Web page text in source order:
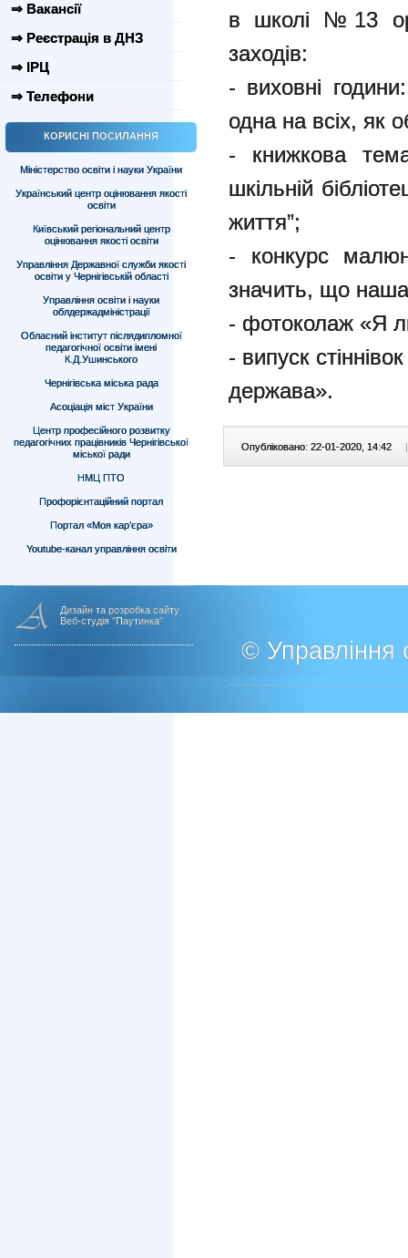
⇒ Вакансії
⇒ Реєстрація в ДНЗ
⇒ ІРЦ
⇒ Телефони
КОРИСНІ ПОСИЛАННЯ
Міністерство освіти і науки України
Український центр оцінювання якості
освіти
Київський регіональний центр
оцінювання якості освіти
Управління Державної служби якості
освіти у Чернігівській області
Управління освіти і науки
облдержадміністрації
Обласний інститут післядипломної
педагогічної освіти імені
К.Д.Ушинського
Чернігівська міська рада
Асоціація міст України
Центр професійного розвитку
педагогічних працівників Чернігівської
міської ради
НМЦ ПТО
Профорієнтаційний портал
Портал «Моя кар’єра»
Youtube-канал управління освіти
в школі №13
заходів:
- виховні
одна на всіх, як
- книжкова
шкільній
життя”;
- конкурс
значить, що
- фотоколаж «Я
- випуск
держава».
Опубліковано: 22-01-2020, 14:42 |
Дизайн та розробка сайту
Веб-студія "Паутинка"
© Управління